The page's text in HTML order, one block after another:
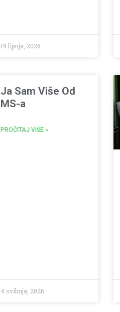
19 lipnja, 2026
Ja Sam Više Od
MS-a
PROČITAJ VIŠE »
4 svibnja, 2026